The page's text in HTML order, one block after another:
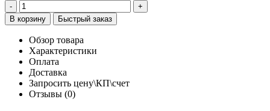
-
+
В корзину
Быстрый заказ
Обзор товара
Характеристики
Оплата
Доставка
Запросить цену\КП\счет
Отзывы (0)